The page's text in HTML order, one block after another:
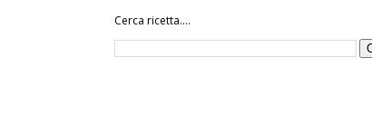
Cerca ricetta....